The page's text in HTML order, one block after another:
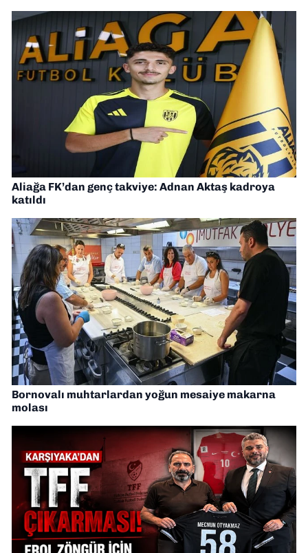
Aliağa FK’dan genç takviye: Adnan Aktaş kadroya
katıldı
Bornovalı muhtarlardan yoğun mesaiye makarna
molası